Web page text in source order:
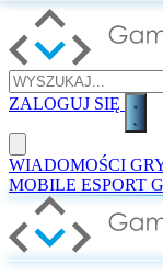
ZALOGUJ SIĘ
WIADOMOŚCI
MOBILE ESPORT